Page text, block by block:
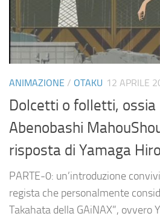
ANIMAZIONE / OTAKU 12 APRILE
Dolcetti o folletti, ossia
Abenobashi
risposta di Yamaga
PARTE-0: un’introduzione
regista che personalmente
Takahata della GAiNAX”, ovvero